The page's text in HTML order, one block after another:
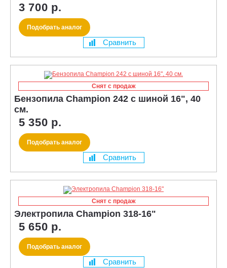
3 700 р.
Подобрать аналог
Сравнить
Снят с продаж
Бензопила Champion 242 с шиной 16", 40
см.
5 350 р.
Подобрать аналог
Сравнить
Снят с продаж
Электропила Champion 318-16"
5 650 р.
Подобрать аналог
Сравнить